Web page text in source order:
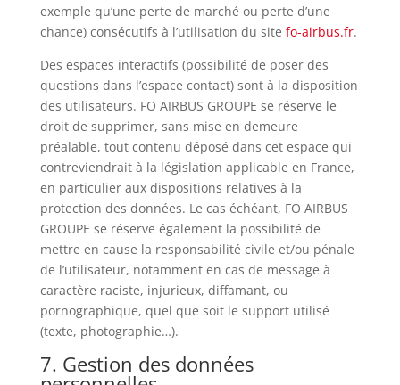
exemple qu’une perte de marché ou perte d’une
chance) consécutifs à l’utilisation du site fo-airbus.fr.
Des espaces interactifs (possibilité de poser des
questions dans l’espace contact) sont à la disposition
des utilisateurs. FO AIRBUS GROUPE se réserve le
droit de supprimer, sans mise en demeure
préalable, tout contenu déposé dans cet espace qui
contreviendrait à la législation applicable en France,
en particulier aux dispositions relatives à la
protection des données. Le cas échéant, FO AIRBUS
GROUPE se réserve également la possibilité de
mettre en cause la responsabilité civile et/ou pénale
de l’utilisateur, notamment en cas de message à
caractère raciste, injurieux, diffamant, ou
pornographique, quel que soit le support utilisé
(texte, photographie…).
7. Gestion des données